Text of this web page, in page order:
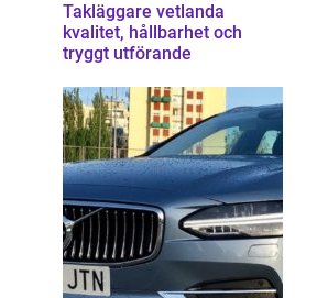
Takläggare vetlanda
kvalitet, hållbarhet och
tryggt utförande